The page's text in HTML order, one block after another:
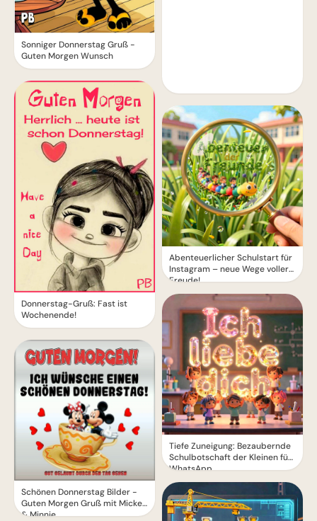
Sonniger Donnerstag Gruß -
Guten Morgen Wunsch
Donnerstag-Gruß: Fast ist
Wochenende!
Schönen Donnerstag Bilder -
Guten Morgen Gruß mit Mickey
& Minnie
Abenteuerlicher Schulstart für
Instagram – neue Wege voller
Freude!
Tiefe Zuneigung: Bezaubernde
Schulbotschaft der Kleinen für
WhatsApp